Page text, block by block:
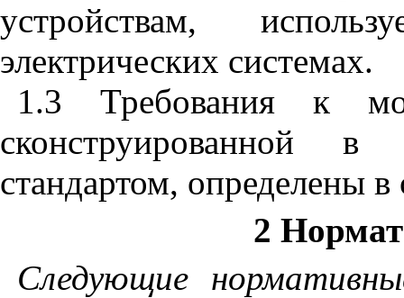
устройствам,
электрических системах.
1.3 Требования к
сконструированной
стандартом, определены
2
Следующие